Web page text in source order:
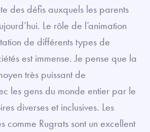
des défis auxquels les parents
Le rôle de l’animation
de différents types de
est immense. Je pense que la
très puissant de
les gens du monde entier par le
diverses et inclusives. Les
comme Rugrats sont un excellent